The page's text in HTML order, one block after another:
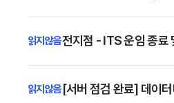
[서버 점검 완료] 데이